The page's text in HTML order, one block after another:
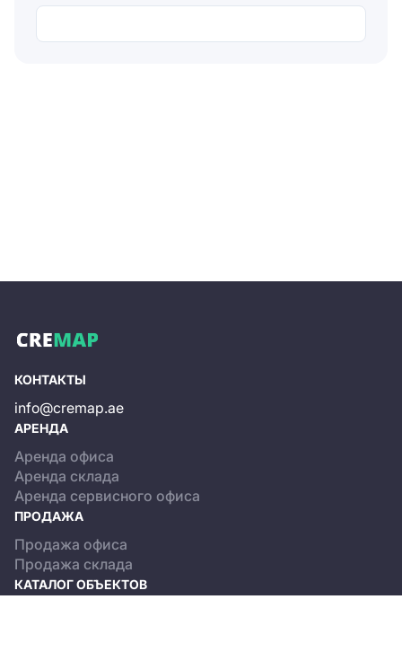
КОНТАКТЫ
info@cremap.ae
АРЕНДА
Аренда офиса
Аренда склада
Аренда сервисного офиса
ПРОДАЖА
Продажа офиса
Продажа склада
КАТАЛОГ ОБЪЕКТОВ